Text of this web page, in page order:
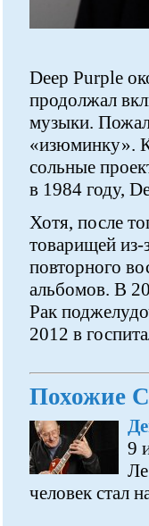
Deep Purple
продолжал
музыки.
«изюминку».
сольные
в 1984 году,
Хотя, после
товарищей
повторного
альбомов. В
Рак
2012 в
Похожие
9
человек стал